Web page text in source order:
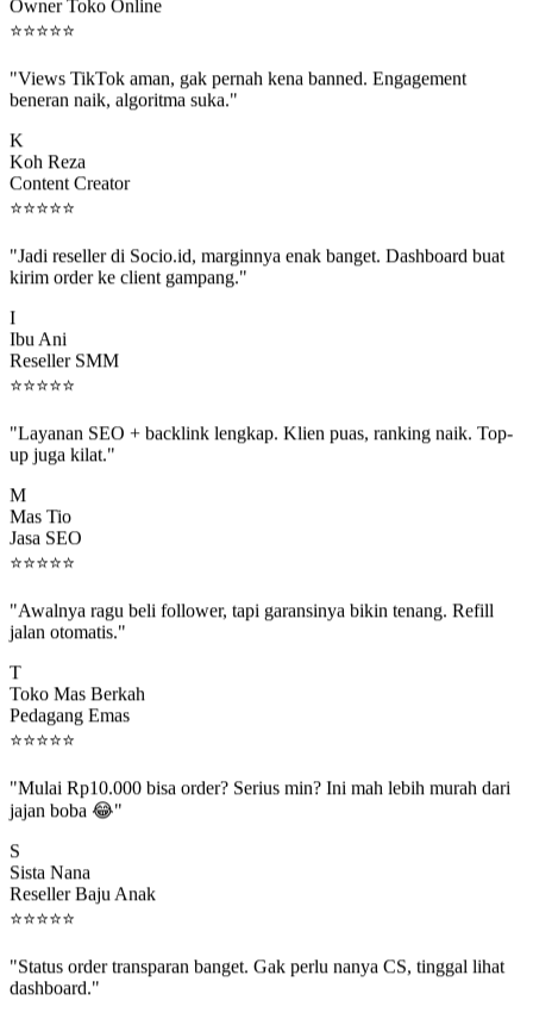
⭐⭐⭐⭐⭐
beneran naik, algoritma suka."
Koh Reza
Content Creator
⭐⭐⭐⭐⭐
kirim order ke client gampang."
Ibu Ani
Reseller SMM
⭐⭐⭐⭐⭐
up juga kilat."
Mas Tio
Jasa SEO
⭐⭐⭐⭐⭐
jalan otomatis."
Toko Mas Berkah
Pedagang Emas
⭐⭐⭐⭐⭐
jajan boba 😂"
Sista Nana
Reseller Baju Anak
⭐⭐⭐⭐⭐
dashboard."